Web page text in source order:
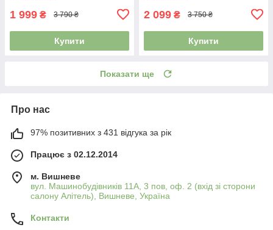
1 999 ₴ 3 790 ₴
Купити
2 099 ₴ 3 750 ₴
Купити
Показати ще
Про нас
97% позитивних з 431 відгука за рік
Працює з 02.12.2014
м. Вишневе
вул. Машинобудівників 11А, 3 пов, оф. 2 (вхід зі сторони
салону Алітель), Вишневе, Україна
Контакти